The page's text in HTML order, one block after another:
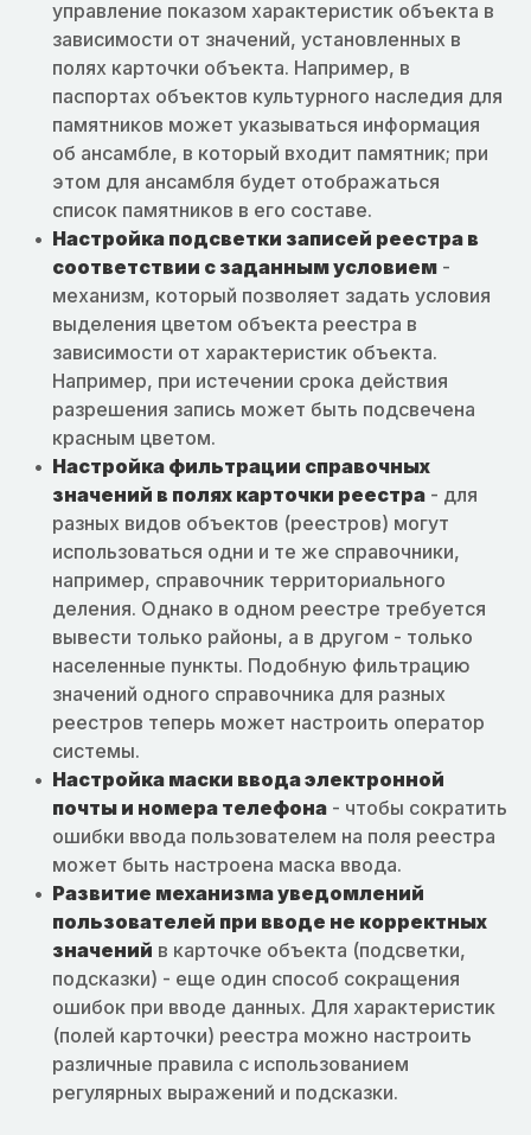
управление показом характеристик объекта в
зависимости от значений, установленных в
полях карточки объекта. Например, в
паспортах объектов культурного наследия для
памятников может указываться информация
об ансамбле, в который входит памятник; при
этом для ансамбля будет отображаться
список памятников в его составе.
Настройка подсветки записей реестра в
соответствии с заданным условием -
механизм, который позволяет задать условия
выделения цветом объекта реестра в
зависимости от характеристик объекта.
Например, при истечении срока действия
разрешения запись может быть подсвечена
красным цветом.
Настройка фильтрации справочных
значений в полях карточки реестра - для
разных видов объектов (реестров) могут
использоваться одни и те же справочники,
например, справочник территориального
деления. Однако в одном реестре требуется
вывести только районы, а в другом - только
населенные пункты. Подобную фильтрацию
значений одного справочника для разных
реестров теперь может настроить оператор
системы.
Настройка маски ввода электронной
почты и номера телефона - чтобы сократить
ошибки ввода пользователем на поля реестра
может быть настроена маска ввода.
Развитие механизма уведомлений
пользователей при вводе не корректных
значений в карточке объекта (подсветки,
подсказки) - еще один способ сокращения
ошибок при вводе данных. Для характеристик
(полей карточки) реестра можно настроить
различные правила с использованием
регулярных выражений и подсказки.